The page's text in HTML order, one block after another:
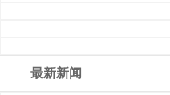
最新新闻